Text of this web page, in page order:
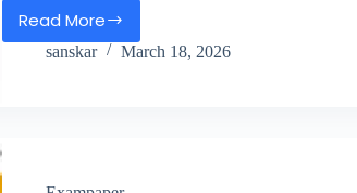
Read More
CCC
Course
sanskar March 18, 2026